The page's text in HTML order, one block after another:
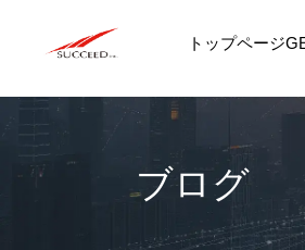
トップページ
ブログ